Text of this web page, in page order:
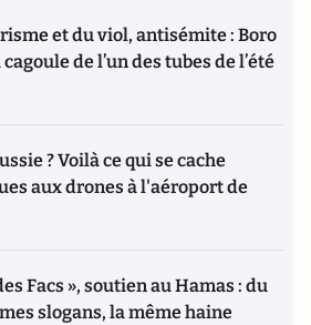
et du viol, antisémite : Boro
de l’un des tubes de l’été
? Voilà ce qui se cache
aux drones à l'aéroport de
Facs », soutien au Hamas : du
slogans, la même haine